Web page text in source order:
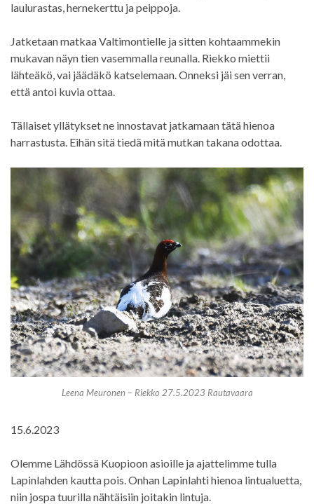
laulurastas, hernekerttu ja peippoja.
Jatketaan matkaa Valtimontielle ja sitten kohtaammekin
mukavan näyn tien vasemmalla reunalla. Riekko miettii
lähteäkö, vai jäädäkö katselemaan. Onneksi jäi sen verran,
että antoi kuvia ottaa.
Tällaiset yllätykset ne innostavat jatkamaan tätä hienoa
harrastusta. Eihän sitä tiedä mitä mutkan takana odottaa.
Leena Meuronen – Riekko 27.5.2023 Rautavaara
15.6.2023
Olemme Lähdössä Kuopioon asioille ja ajattelimme tulla
Lapinlahden kautta pois. Onhan Lapinlahti hienoa lintualuetta,
niin jospa tuurilla nähtäisiin joitakin lintuja.